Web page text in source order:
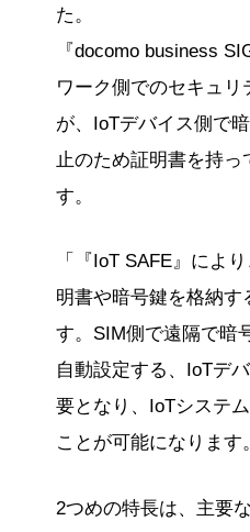
た。
『docomo business
ワーク側でのセキュ
が、IoTデバイス側で
止のため証明書を持っ
す。
「『IoT SAFE』によ
明書や暗号鍵を格納す
す。SIM側で遠隔で暗
自動設定する、IoTデ
要となり、IoTシステ
ことが可能になります
2つめの特長は、主要